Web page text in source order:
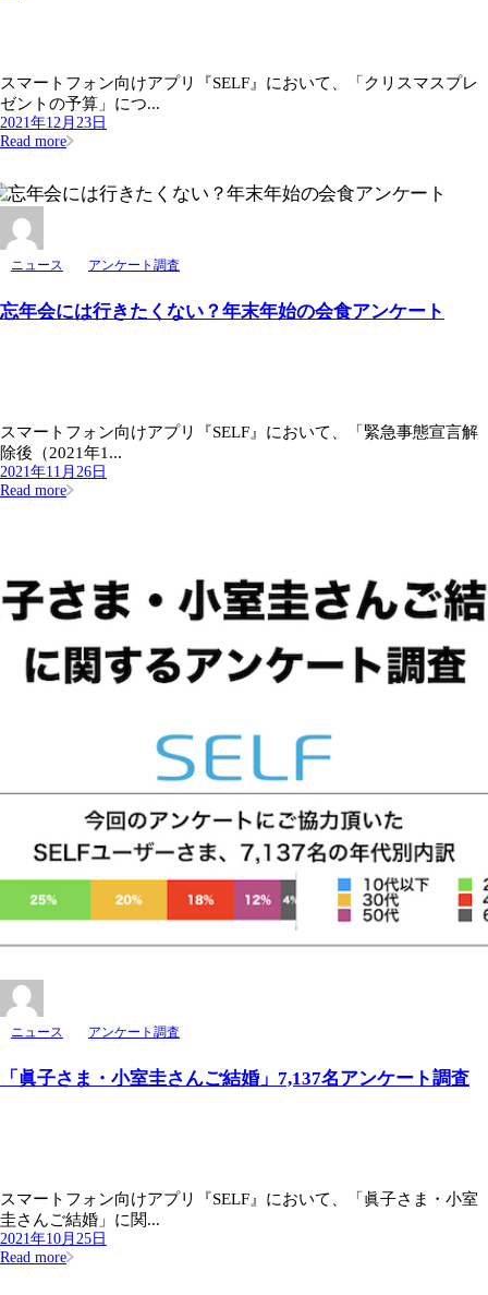
スマートフォン向けアプリ『SELF』において、「クリスマスプレ
ゼントの予算」につ...
2021年12月23日
Read more
ニュース アンケート調査
忘年会には行きたくない？年末年始の会食アンケート
スマートフォン向けアプリ『SELF』において、「緊急事態宣言解
除後（2021年1...
2021年11月26日
Read more
ニュース アンケート調査
「眞子さま・小室圭さんご結婚」7,137名アンケート調査
スマートフォン向けアプリ『SELF』において、「眞子さま・小室
圭さんご結婚」に関...
2021年10月25日
Read more